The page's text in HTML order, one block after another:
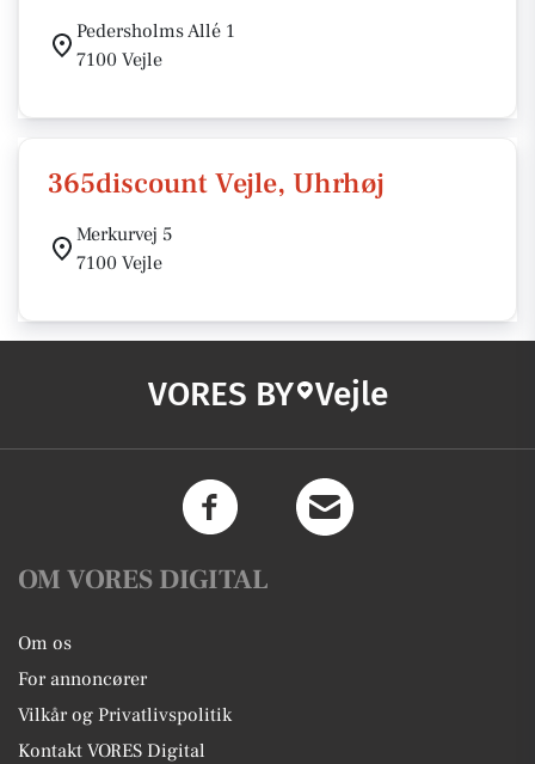
Pedersholms Allé 1
7100 Vejle
365discount Vejle, Uhrhøj
Merkurvej 5
7100 Vejle
VORES BY Vejle
OM VORES DIGITAL
Om os
For annoncører
Vilkår og Privatlivspolitik
Kontakt VORES Digital